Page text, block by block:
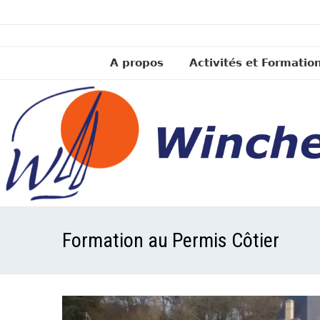
A propos Activités et
Formation au Permis Côtier